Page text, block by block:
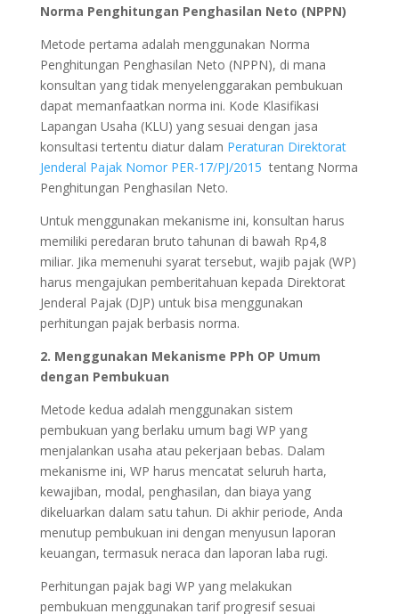
Norma Penghitungan Penghasilan Neto (NPPN)
Metode pertama adalah menggunakan Norma
Penghitungan Penghasilan Neto (NPPN), di mana
konsultan yang tidak menyelenggarakan pembukuan
dapat memanfaatkan norma ini. Kode Klasifikasi
Lapangan Usaha (KLU) yang sesuai dengan jasa
konsultasi tertentu diatur dalam Peraturan Direktorat
Jenderal Pajak Nomor PER-17/PJ/2015 tentang Norma
Penghitungan Penghasilan Neto.
Untuk menggunakan mekanisme ini, konsultan harus
memiliki peredaran bruto tahunan di bawah Rp4,8
miliar. Jika memenuhi syarat tersebut, wajib pajak (WP)
harus mengajukan pemberitahuan kepada Direktorat
Jenderal Pajak (DJP) untuk bisa menggunakan
perhitungan pajak berbasis norma.
2. Menggunakan Mekanisme PPh OP Umum
dengan Pembukuan
Metode kedua adalah menggunakan sistem
pembukuan yang berlaku umum bagi WP yang
menjalankan usaha atau pekerjaan bebas. Dalam
mekanisme ini, WP harus mencatat seluruh harta,
kewajiban, modal, penghasilan, dan biaya yang
dikeluarkan dalam satu tahun. Di akhir periode, Anda
menutup pembukuan ini dengan menyusun laporan
keuangan, termasuk neraca dan laporan laba rugi.
Perhitungan pajak bagi WP yang melakukan
pembukuan menggunakan tarif progresif sesuai